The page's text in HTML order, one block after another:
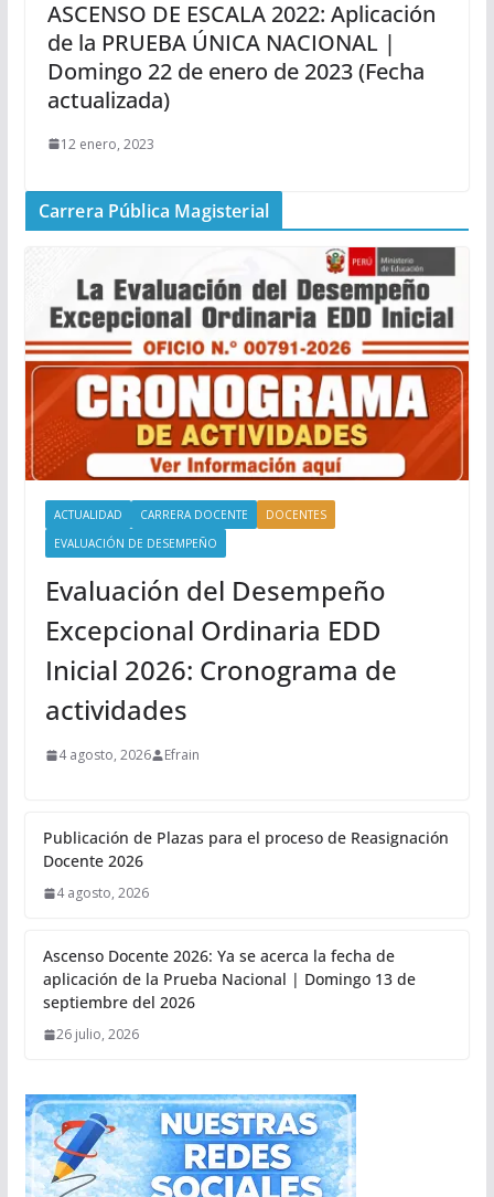
ASCENSO DE ESCALA 2022: Aplicación
de la PRUEBA ÚNICA NACIONAL |
Domingo 22 de enero de 2023 (Fecha
actualizada)
12 enero, 2023
Carrera Pública Magisterial
ACTUALIDAD CARRERA DOCENTE
DOCENTES
EVALUACIÓN DE DESEMPEÑO
Evaluación del Desempeño
Excepcional Ordinaria EDD
Inicial 2026: Cronograma de
actividades
4 agosto, 2026 Efrain
Publicación de Plazas para el proceso de Reasignación
Docente 2026
4 agosto, 2026
Ascenso Docente 2026: Ya se acerca la fecha de
aplicación de la Prueba Nacional | Domingo 13 de
septiembre del 2026
26 julio, 2026